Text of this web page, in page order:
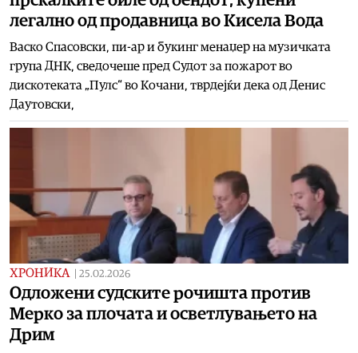
легално од продавница во Кисела Вода
Васко Спасовски, пи-ар и букинг менаџер на музичката
група ДНК, сведочеше пред Судот за пожарот во
дискотеката „Пулс“ во Кочани, тврдејќи дека од Денис
Даутовски,
ХРОНИКА 25.02.2026
Одложени судските рочишта против
Мерко за плочата и осветлувањето на
Дрим